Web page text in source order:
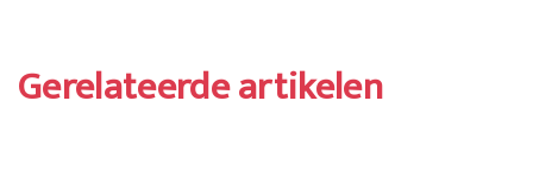
Gerelateerde artikelen